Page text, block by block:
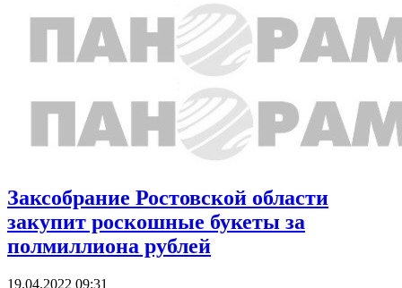
Заксобрание Ростовской области
закупит роскошные букеты за
полмиллиона рублей
19.04.2022 09:31